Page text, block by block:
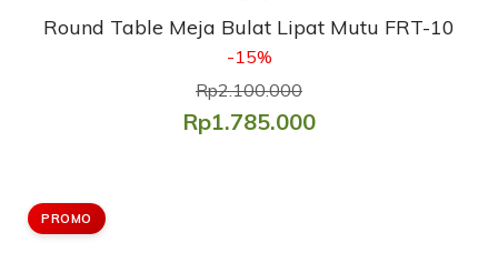
Round Table Meja Bulat Lipat Mutu FRT-10
-15%
Rp2.100.000
Rp1.785.000
PROMO